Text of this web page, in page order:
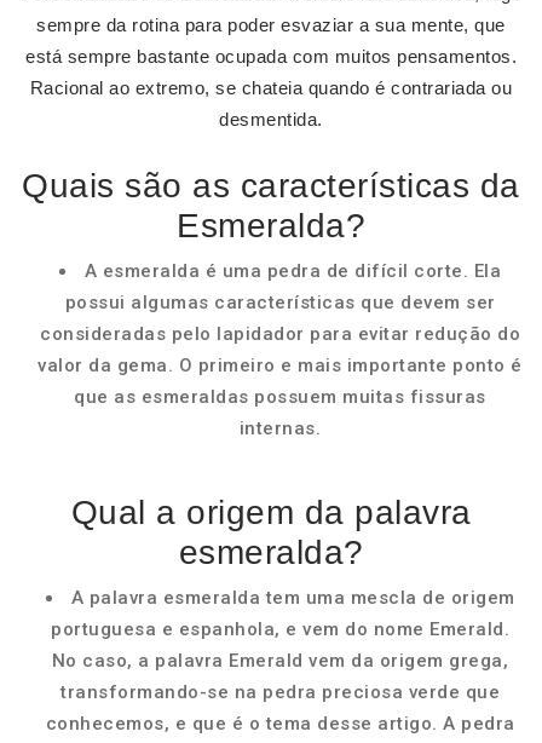
sempre da rotina para poder esvaziar a sua mente, que
está sempre bastante ocupada com muitos pensamentos.
Racional ao extremo, se chateia quando é contrariada ou
desmentida.
Quais são as características da
Esmeralda?
A esmeralda é uma pedra de difícil corte. Ela
possui algumas características que devem ser
consideradas pelo lapidador para evitar redução do
valor da gema. O primeiro e mais importante ponto é
que as esmeraldas possuem muitas fissuras
internas.
Qual a origem da palavra
esmeralda?
A palavra esmeralda tem uma mescla de origem
portuguesa e espanhola, e vem do nome Emerald.
No caso, a palavra Emerald vem da origem grega,
transformando-se na pedra preciosa verde que
conhecemos, e que é o tema desse artigo. A pedra